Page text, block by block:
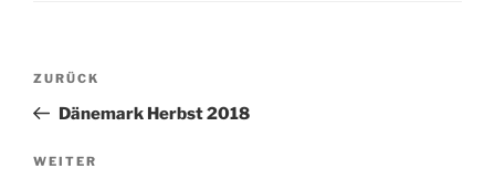
Beitragsnavigation
Vorheriger
Beitrag
ZURÜCK
Dänemark Herbst 2018
Nächster
WEITER